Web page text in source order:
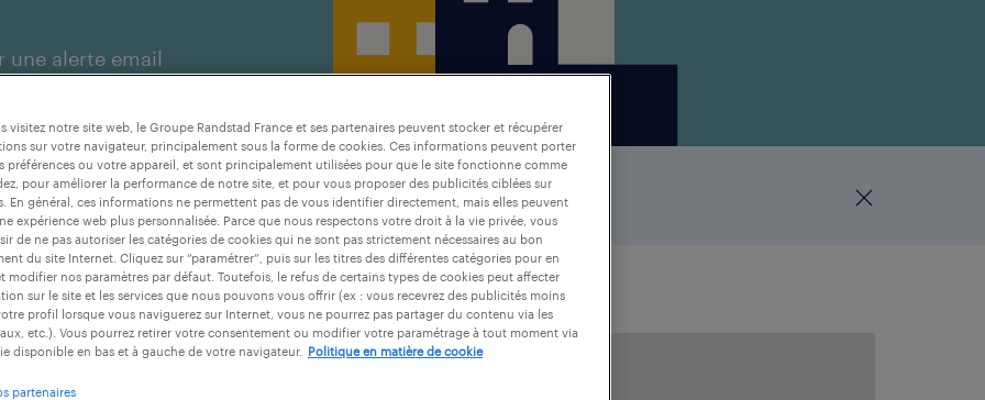
une alerte email
en savoir plus sur nos solutions RH.
visitez notre site web, le Groupe Randstad France et ses partenaires peuvent stocker et récupérer
sur votre navigateur, principalement sous la forme de cookies. Ces informations peuvent porter
préférences ou votre appareil, et sont principalement utilisées pour que le site fonctionne comme
pour améliorer la performance de notre site, et pour vous proposer des publicités ciblées sur
En général, ces informations ne permettent pas de vous identifier directement, mais elles peuvent
expérience web plus personnalisée. Parce que nous respectons votre droit à la vie privée, vous
de ne pas autoriser les catégories de cookies qui ne sont pas strictement nécessaires au bon
du site Internet. Cliquez sur “paramétrer”, puis sur les titres des différentes catégories pour en
modifier nos paramètres par défaut. Toutefois, le refus de certains types de cookies peut affecter
sur le site et les services que nous pouvons vous offrir (ex : vous recevrez des publicités moins
profil lorsque vous naviguerez sur Internet, vous ne pourrez pas partager du contenu via les
etc.). Vous pourrez retirer votre consentement ou modifier votre paramétrage à tout moment via
disponible en bas et à gauche de votre navigateur.
Politique en matière de cookie
partenaires